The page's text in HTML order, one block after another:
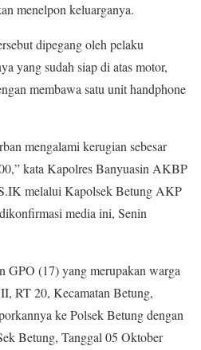
menelpon keluarganya.
dipegang oleh pelaku
yang sudah siap di atas motor,
membawa satu unit handphone
mengalami kerugian sebesar
kata Kapolres Banyuasin AKBP
melalui Kapolsek Betung AKP
media ini, Senin
GPO (17) yang merupakan warga
RT 20, Kecamatan Betung,
ke Polsek Betung dengan
Betung, Tanggal 05 Oktober